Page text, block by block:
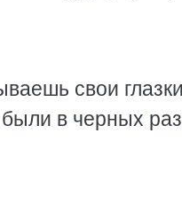
свои
в черных